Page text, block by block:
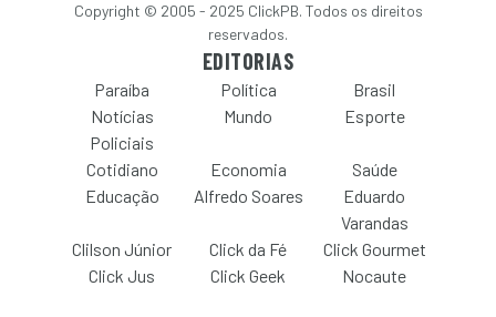
Copyright © 2005 - 2025 ClickPB. Todos os direitos
reservados.
EDITORIAS
Paraíba Política
Brasil
Notícias
Policiais
Mundo Esporte
Cotidiano Economia
Saúde
Educação
Alfredo Soares
Eduardo
Varandas
Clilson Júnior
Click da Fé
Click Gourmet
Click Jus
Click Geek Nocaute